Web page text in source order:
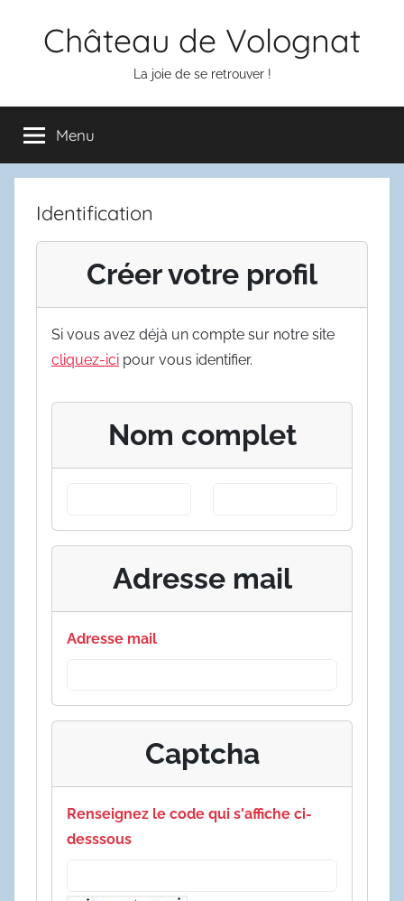
Château de Volognat
La joie de se retrouver !
Menu
Identification
Créer votre profil
Si vous avez déjà un compte sur notre site
cliquez-ici pour vous identifier.
Nom complet
Adresse mail
Adresse mail
Captcha
Renseignez le code qui s'affiche ci-
desssous